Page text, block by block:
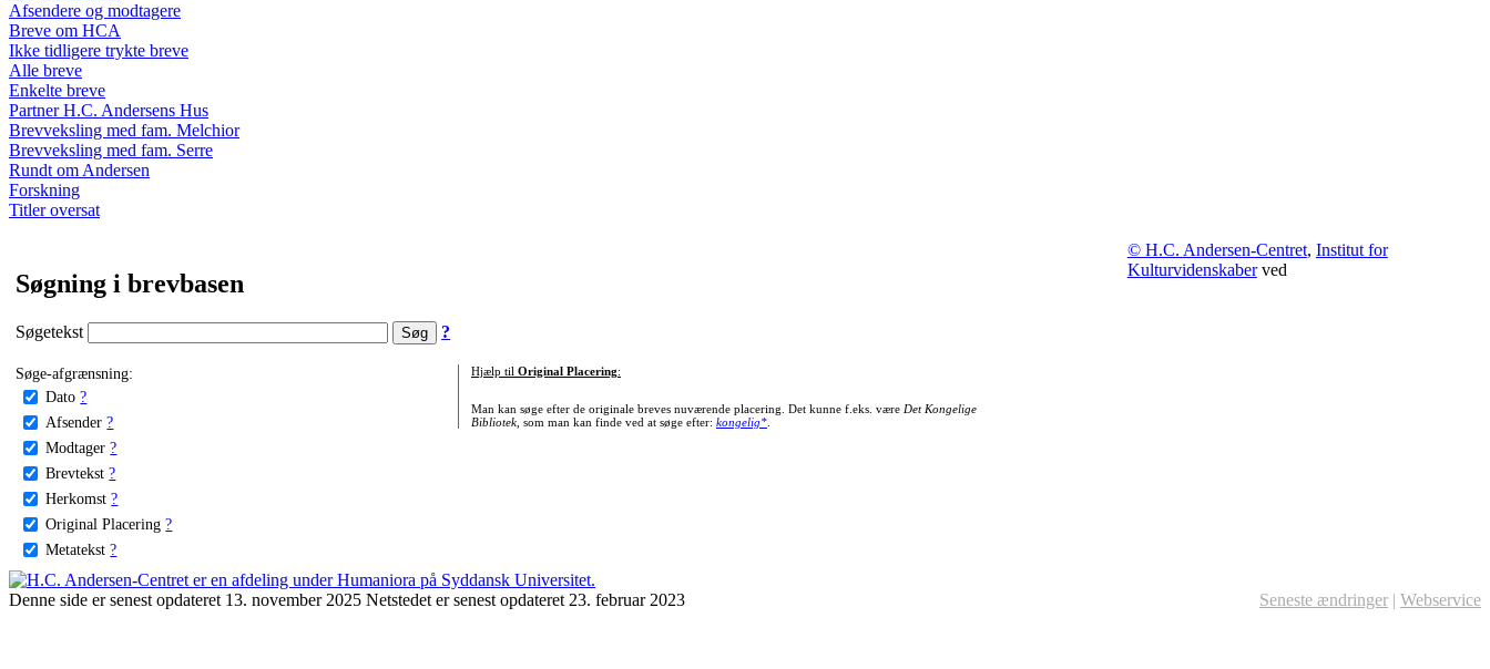
Afsendere og modtagere
Breve om HCA
Ikke tidligere trykte breve
Alle breve
Enkelte breve
Partner H.C. Andersens Hus
Brevveksling med fam. Melchior
Brevveksling med fam. Serre
Rundt om Andersen
Forskning
Titler oversat
Søgning i brevbasen
Søgetekst ?
Søge-afgrænsning:
Dato ?
Afsender ?
Modtager ?
Brevtekst ?
Herkomst ?
Original Placering ?
Metatekst ?
Hjælp til Original Placering:
Man kan søge efter de originale breves nuværende placering. Det kunne f.eks. være Det Kongelige
Bibliotek, som man kan finde ved at søge efter: kongelig*.
© H.C. Andersen-Centret, Institut for
Kulturvidenskaberved
Denne side er senest opdateret 13. november 2025 Netstedet er senest opdateret 23. februar 2023 Seneste ændringer | Webservice